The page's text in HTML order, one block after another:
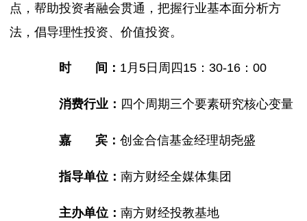
点，帮助投资者融会贯通，把握行业基本面分析方
法，倡导理性投资、价值投资。
时 间： 1月5日周四15：30-16：00
消费行业： 四个周期三个要素研究核心变量
嘉 宾：创金合信基金经理胡尧盛
指导单位：南方财经全媒体集团
主办单位：南方财经投教基地